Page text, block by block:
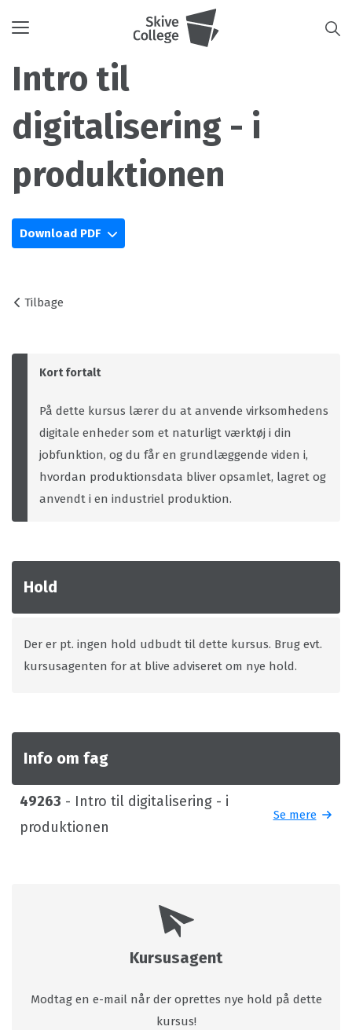
Toggle
Intro til
digitalisering - i
produktionen
Download PDF
Tilbage
Kort fortalt
På dette kursus lærer du at anvende virksomhedens
digitale enheder som et naturligt værktøj i din
jobfunktion, og du får en grundlæggende viden i,
hvordan produktionsdata bliver opsamlet, lagret og
anvendt i en industriel produktion.
Hold
Der er pt. ingen hold udbudt til dette kursus. Brug evt.
kursusagenten for at blive adviseret om nye hold.
Info om fag
49263 - Intro til digitalisering - i
produktionen
Se mere
Kursusagent
Modtag en e-mail når der oprettes nye hold på dette
kursus!